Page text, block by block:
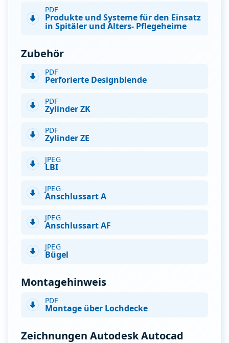
PDF
Produkte und Systeme für den Einsatz
in Spitäler und Alters- Pflegeheime
Zubehör
PDF
Perforierte Designblende
PDF
Zylinder ZK
PDF
Zylinder ZE
JPEG
LBI
JPEG
Anschlussart A
JPEG
Anschlussart AF
JPEG
Bügel
Montagehinweis
PDF
Montage über Lochdecke
Zeichnungen Autodesk Autocad